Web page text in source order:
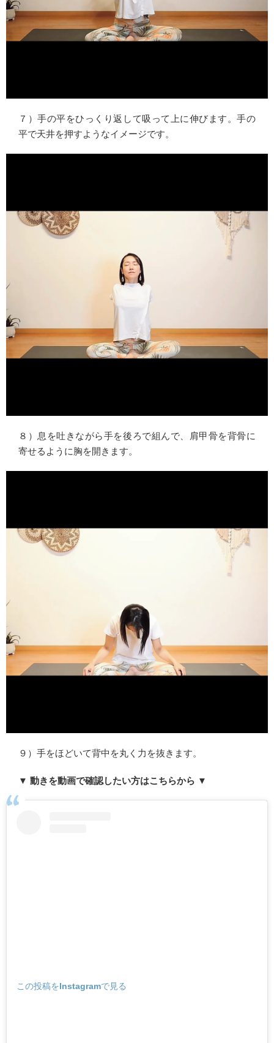
７）手の平をひっくり返して吸って上に伸びます。手の
平で天井を押すようなイメージです。
８）息を吐きながら手を後ろで組んで、肩甲骨を背骨に
寄せるように胸を開きます。
９）手をほどいて背中を丸く力を抜きます。
▼ 動きを動画で確認したい方はこちらから ▼
この投稿をInstagramで見る